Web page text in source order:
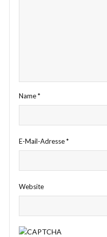
Name*
E-Mail-Adresse*
Website